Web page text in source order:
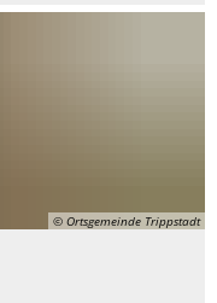
© Ortsgemeinde Trippstadt